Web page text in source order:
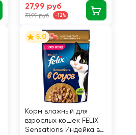
27,99 руб
31,99 руб -12%
5.0
Корм влажный для
взрослых кошек FELIX
Sensations Индейка в